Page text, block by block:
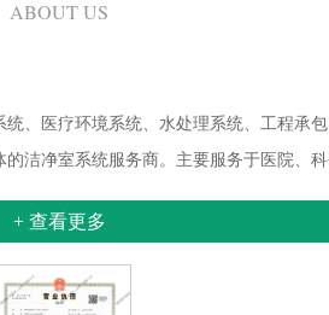
ABOUT US
、医疗环境系统、水处理系统、工程承
洁净室系统服务商。主要服务于医院、
+ 查看更多